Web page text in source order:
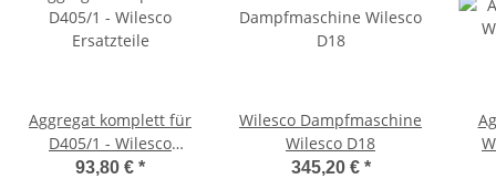
Aggregat komplett für
D405/1 - Wilesco
Ersatzteile
93,80 € *
Wilesco Dampfmaschine
Wilesco D18
345,20 € *